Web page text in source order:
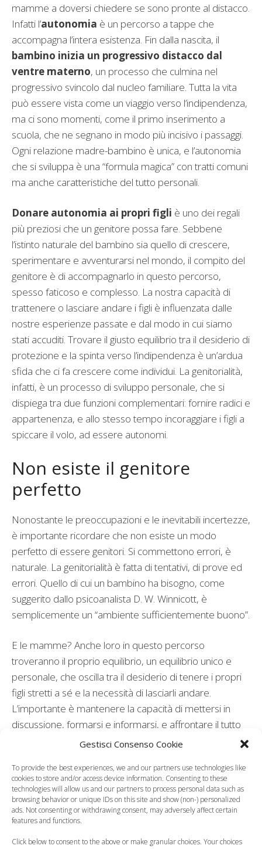
Gestisci Consenso Cookie
To provide the best experiences, we and our partners use technologies like
cookies to store and/or access device information. Consenting to these
technologies will allow us and our partners to process personal data such as
browsing behavior or unique IDs on this site and show (non-) personalized
ads. Not consenting or withdrawing consent, may adversely affect certain
features and functions.
Click below to consent to the above or make granular choices. Your choices
mamme a doversi chiedere se sono pronte al distacco.
Infatti l’autonomia è un percorso a tappe che
accompagna l’intera esistenza. Fin dalla nascita, il
bambino inizia un progressivo distacco dal
ventre materno, un processo che culmina nel
progressivo svincolo dal nucleo familiare. Tutta la vita
può essere vista come un viaggio verso l’indipendenza,
ma ci sono momenti, come il primo inserimento a
scuola, che ne segnano in modo più incisivo i passaggi.
Ogni relazione madre-bambino è unica, e l’autonomia
che si sviluppa è una “formula magica” con tratti comuni
ma anche caratteristiche del tutto personali.
Donare autonomia ai propri figli è uno dei regali
più preziosi che un genitore possa fare. Sebbene
l’istinto naturale del bambino sia quello di crescere,
sperimentare e avventurarsi nel mondo, il compito del
genitore è di accompagnarlo in questo percorso,
spesso faticoso e complesso. La nostra capacità di
trattenere o lasciare andare i figli è influenzata dalle
nostre esperienze passate e dal modo in cui siamo
stati accuditi. Trovare il giusto equilibrio tra il desiderio di
protezione e la spinta verso l’indipendenza è un’ardua
sfida che ci fa crescere come individui. La genitorialità,
infatti, è un processo di sviluppo personale, che si
dispiega tra due funzioni complementari: fornire radici e
appartenenza, e allo stesso tempo incoraggiare i figli a
spiccare il volo, ad essere autonomi.
Non esiste il genitore
perfetto
Nonostante le preoccupazioni e le inevitabili incertezze,
è importante ricordare che non esiste un modo
perfetto di essere genitori. Si commettono errori, è
naturale. La genitorialità è fatta di tentativi, di prove ed
errori. Quello di cui un bambino ha bisogno, come
suggerito dallo psicoanalista D. W. Winnicott, è
semplicemente un “ambiente sufficientemente buono”.
E le mamme? Anche loro in questo percorso
troveranno il proprio equilibrio, un equilibrio unico e
personale, che oscilla tra il desiderio di tenere i propri
figli stretti a sé e la necessità di lasciarli andare.
L’importante è mantenere la capacità di mettersi in
discussione, formarsi e informarsi, e affrontare il tutto
con spirito critico e flessibilità. Non si può essere
inevitabili errori, l’importante è rendersene sempre
conto.
Leggi anche: